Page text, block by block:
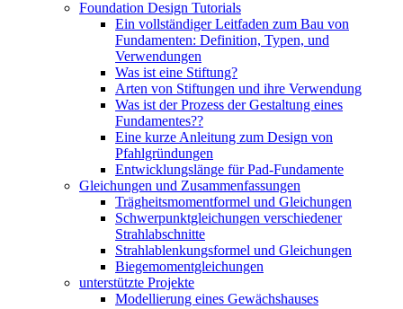
Foundation Design Tutorials
Ein vollständiger Leitfaden zum Bau von
Fundamenten: Definition, Typen, und
Verwendungen
Was ist eine Stiftung?
Arten von Stiftungen und ihre Verwendung
Was ist der Prozess der Gestaltung eines
Fundamentes??
Eine kurze Anleitung zum Design von
Pfahlgründungen
Entwicklungslänge für Pad-Fundamente
Gleichungen und Zusammenfassungen
Trägheitsmomentformel und Gleichungen
Schwerpunktgleichungen verschiedener
Strahlabschnitte
Strahlablenkungsformel und Gleichungen
Biegemomentgleichungen
unterstützte Projekte
Modellierung eines Gewächshauses